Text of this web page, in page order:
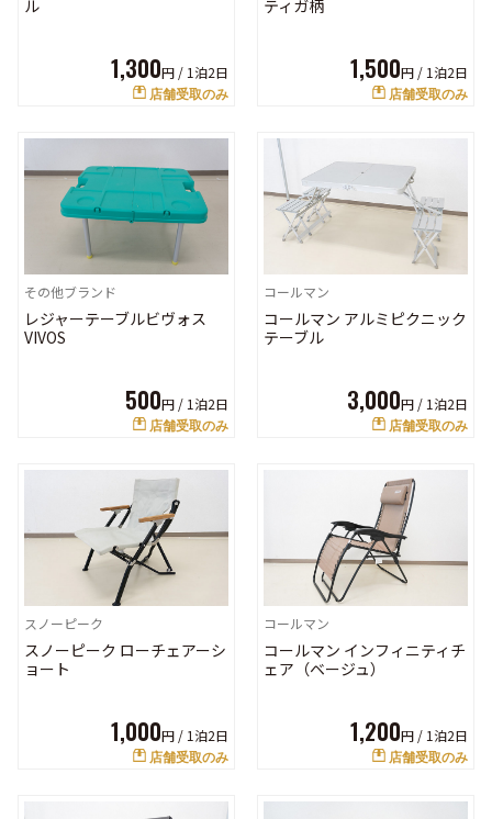
ル
1,300円 / 1泊2日
店舗受取のみ
ティガ柄
1,500円 / 1泊2日
店舗受取のみ
その他ブランド
レジャーテーブルビヴォス
VIVOS
500円 / 1泊2日
店舗受取のみ
コールマン
コールマン アルミピクニック
テーブル
3,000円 / 1泊2日
店舗受取のみ
スノーピーク
スノーピーク ローチェアーシ
ョート
1,000円 / 1泊2日
店舗受取のみ
コールマン
コールマン インフィニティチ
ェア（ベージュ）
1,200円 / 1泊2日
店舗受取のみ